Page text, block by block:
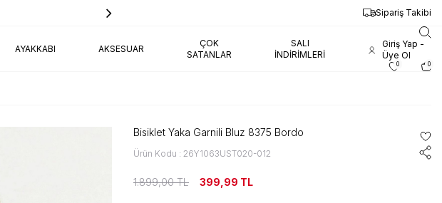
Sipariş Takibi
AYAKKABI AKSESUAR
ÇOK
SATANLAR
SALI
İNDIRIMLERI
Giriş Yap -
Üye Ol
0 0
Bisiklet Yaka Garnili Bluz 8375 Bordo
Ürün Kodu : 26Y1063UST020-012
1.899,00TL 399,99 TL